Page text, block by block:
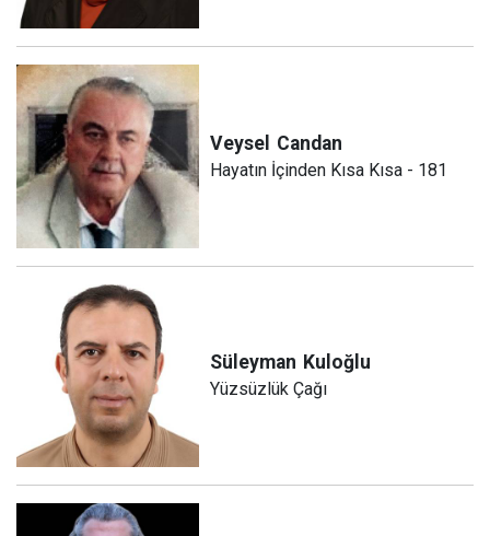
Veysel Candan
Hayatın İçinden Kısa Kısa - 181
Süleyman Kuloğlu
Yüzsüzlük Çağı